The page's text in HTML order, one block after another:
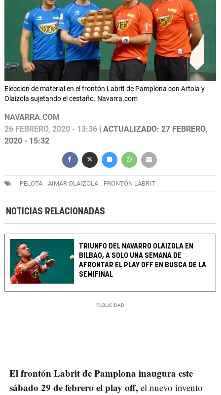
Eleccion de material en el frontón Labrit de Pamplona con Artola y
Olaizola sujetando el cestaño. Navarra.com
NAVARRA.COM
26 FEBRERO, 2020 - 13:36 | ACTUALIZADO: 27 FEBRERO,
2020 - 15:32
PELOTA AIMAR OLAIZOLA FRONTÓN LABRIT
NOTICIAS RELACIONADAS
TRIUNFO DEL NAVARRO OLAIZOLA EN
BILBAO, A SOLO UNA SEMANA DE
AFRONTAR EL PLAY OFF EN BUSCA DE LA
SEMIFINAL
El frontón Labrit de Pamplona inaugura este
sábado 29 de febrero el play off, el nuevo invento